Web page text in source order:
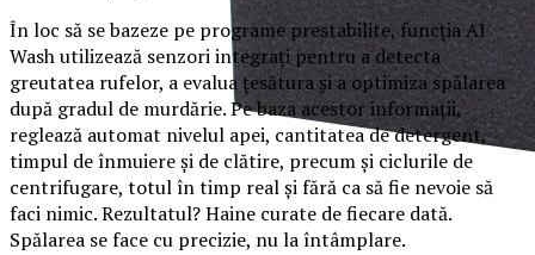
În loc să se bazeze pe programe prestabilite, funcția AI
Wash utilizează senzori integrați pentru a detecta
greutatea rufelor, a evalua țesătura și a optimiza spălarea
după gradul de murdărie. Pe baza acestor informații,
reglează automat nivelul apei, cantitatea de detergent,
timpul de înmuiere și de clătire, precum și ciclurile de
centrifugare, totul în timp real și fără ca să fie nevoie să
faci nimic. Rezultatul? Haine curate de fiecare dată.
Spălarea se face cu precizie, nu la întâmplare.